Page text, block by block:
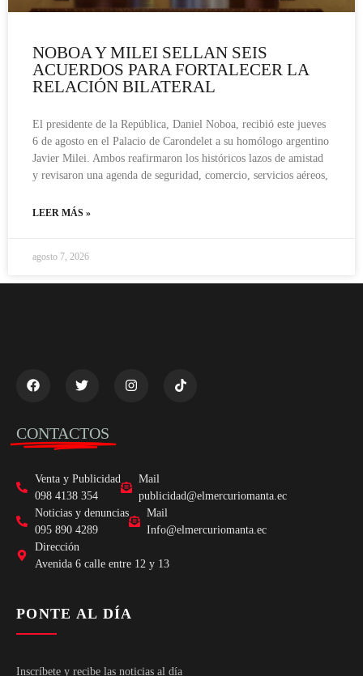
NOBOA Y MILEI SELLAN SEIS
ACUERDOS PARA FORTALECER LA
RELACIÓN BILATERAL
El presidente de la República, Daniel Noboa, recibió este jueves
6 de agosto en el Palacio de Carondelet a su homólogo argentino
Javier Milei. Ambos reafirmaron los históricos lazos de amistad
y revisaron una agenda de seguridad, comercio, servicios aéreos,
LEER MÁS »
agosto 7, 2026
CONTACTOS
Venta y Publicidad
098 4138 354
Mail
publicidad@elmercuriomanta.ec
Noticias y denuncias
095 890 4289
Mail
Info@elmercuriomanta.ec
Dirección
Avenida 6 calle entre 12 y 13
PONTE AL DÍA
Inscríbete y recibe las noticias al día